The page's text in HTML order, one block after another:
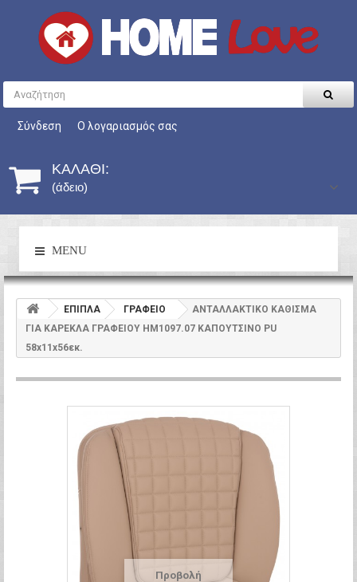
Σύνδεση Ο λογαριασμός σας
ΚΑΛΆΘΙ:
(άδειο)
MENU
ΕΠΙΠΛΑ ΓΡΑΦΕΙΟ
ΑΝΤΑΛΛΑΚΤΙΚO ΚΑΘΙΣΜΑ
ΓΙΑ ΚΑΡΕΚΛΑ ΓΡΑΦΕΙΟΥ HM1097.07 ΚΑΠΟΥΤΣΙΝΟ PU
58x11x56εκ.
Προβολή